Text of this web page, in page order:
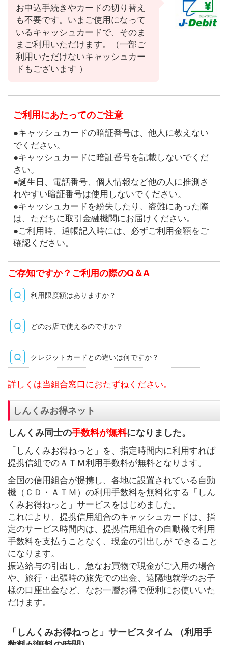
お申込手続きやカードの切り替え
も不要です。いまご使用になって
いるキャッシュカードで、そのま
まご利用いただけます。（一部ご
利用いただけないキャッシュカー
ドもございます ）
ご利用にあたってのご注意
●キャッシュカードの暗証番号は、他人に教えない
でください。
●キャッシュカードに暗証番号を記載しないでくだ
さい。
●誕生日、電話番号、個人情報など他の人に推測さ
れやすい暗証番号は使用しないでください。
●キャッシュカードを紛失したり、盗難にあった際
は、ただちに取引金融機関にお届けください。
●ご利用時、通帳記入時には、必ずご利用金額をご
確認ください。
ご存知ですか？ご利用の際のQ＆A
利用限度額はありますか？
どのお店で使えるのですか？
クレジットカードとの違いは何ですか？
詳しくは当組合窓口におたずねください。
しんくみお得ネット
しんくみ同士の手数料が無料になりました。
「しんくみお得ねっと」を、指定時間内に利用すれば
提携信組でのＡＴＭ利用手数料が無料となります。
全国の信用組合が提携し、各地に設置されている自動
機（ＣＤ・ＡＴＭ）の利用手数料を無料化する「しん
くみお得ねっと」サービスをはじめました。
これにより、提携信用組合のキャッシュカードは、指
定のサービス時間内は、提携信用組合の自動機で利用
手数料を支払うことなく、現金の引出しが できること
になります。
振込給与の引出し、急なお買物で現金がご入用の場合
や、旅行・出張時の旅先での出金、遠隔地就学のお子
様の口座出金など、なお一層お得で便利にお使いいた
だけます。
「しんくみお得ねっと」サービスタイム （利用手